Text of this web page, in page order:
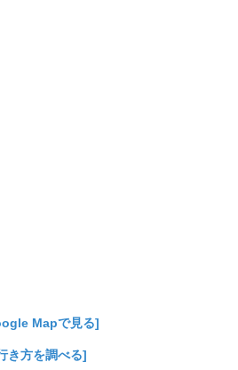
Mapで見る]
き方を調べる]